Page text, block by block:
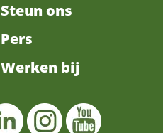
Steun ons
Pers
Werken bij